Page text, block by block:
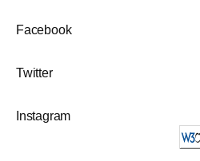
Facebook
Twitter
Instagram